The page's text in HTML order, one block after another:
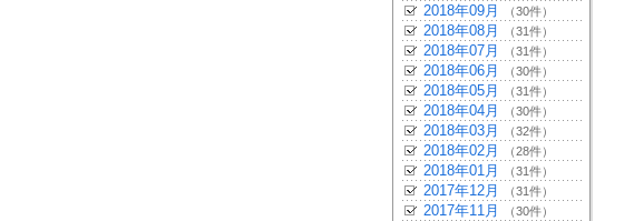
2018年09月 （30件）
2018年08月 （31件）
2018年07月 （31件）
2018年06月 （30件）
2018年05月 （31件）
2018年04月 （30件）
2018年03月 （32件）
2018年02月 （28件）
2018年01月 （31件）
2017年12月 （31件）
2017年11月 （30件）